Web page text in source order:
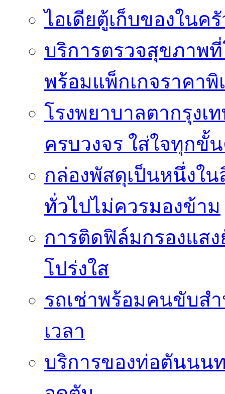
ไอเดียตู้เก็บของในค
บริการตรวจสุขภาพ
พร้อมแพ็กเกจราคาพิ
โรงพยาบาลตากรุงเ
ครบวงจร ใส่ใจทุกขั้
กล่องพัสดุเป็นหนึ่งใ
ทั่วไปไม่ควรมองข้าม
การติดฟิล์มกรองแส
โปร่งใส
รถเช่าพร้อมคนขับส
เวลา
บริการของท่อตันนน